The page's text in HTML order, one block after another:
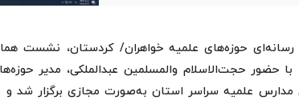
حوزه‌های علمیه خواهران/ کردستان، نشست
سال تحصیلی ۱۴۰۶-۱۴۰۵ با حضور حجت‌الاسلام والمسلمین عبدالملکی،
مدارس علمیه سراسر استان به‌صورت مجازی برگزار شد